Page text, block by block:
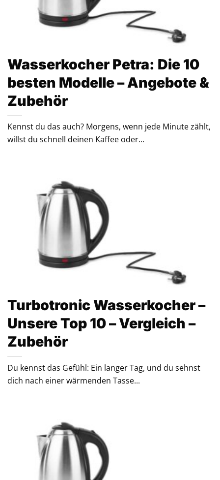
Wasserkocher Petra: Die 10
besten Modelle – Angebote &
Zubehör
Kennst du das auch? Morgens, wenn jede Minute zählt,
willst du schnell deinen Kaffee oder...
Turbotronic Wasserkocher –
Unsere Top 10 – Vergleich –
Zubehör
Du kennst das Gefühl: Ein langer Tag, und du sehnst
dich nach einer wärmenden Tasse...